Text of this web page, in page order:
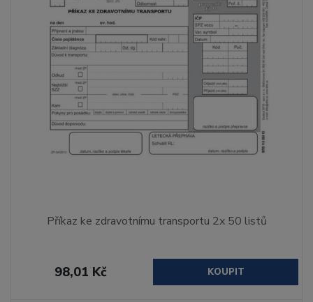
Příkaz ke zdravotnímu transportu 2x 50 listů
98,01 Kč KOUPIT